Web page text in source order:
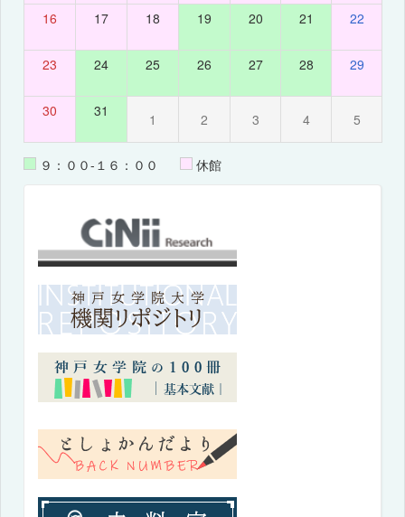
16 17 18 19 20 21 22
23 24 25 26 27 28 29
30 31 1 2 3 4 5
９：００-１６：００ 休館